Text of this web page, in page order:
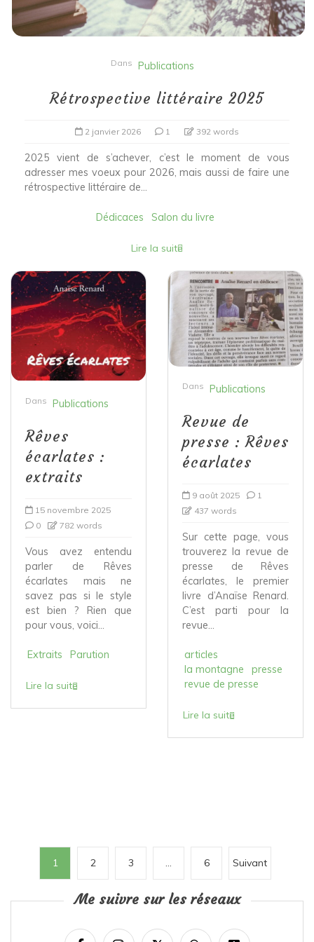
Dans Publications
Rétrospective littéraire 2025
2 janvier 2026 1 392 words
2025 vient de s’achever, c’est le moment de vous
adresser mes voeux pour 2026, mais aussi de faire une
rétrospective littéraire de...
Dédicaces Salon du livre
Lire la suite
Dans Publications
Rêves
écarlates :
extraits
15 novembre 2025
0
782 words
Vous avez entendu
parler de Rêves
écarlates mais ne
savez pas si le style
est bien ? Rien que
pour vous, voici...
Extraits Parution
Lire la suite
Dans Publications
Revue de
presse : Rêves
écarlates
9 août 2025
1
437 words
Sur cette page, vous
trouverez la revue de
presse de Rêves
écarlates, le premier
livre d’Anaïse Renard.
C’est parti pour la
revue...
articles
la montagne
presse
revue de presse
Lire la suite
g
1 2 3 … 6 Suivant
Me suivre sur les réseaux